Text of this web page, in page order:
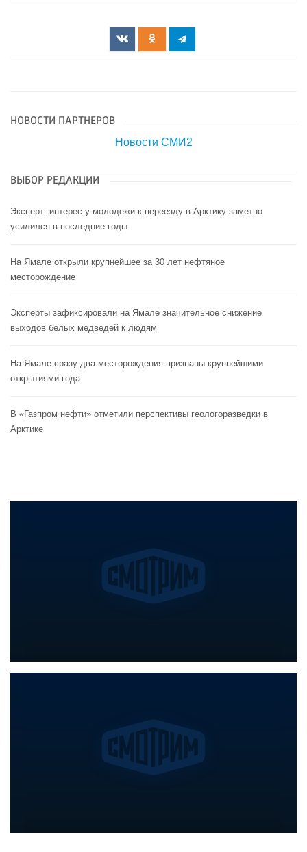
НОВОСТИ ПАРТНЕРОВ
Новости СМИ2
ВЫБОР РЕДАКЦИИ
Эксперт: интерес у молодежи к переезду в Арктику заметно
усилился в последние годы
На Ямале открыли крупнейшее за 30 лет нефтяное
месторождение
Эксперты зафиксировали на Ямале значительное снижение
выходов белых медведей к людям
На Ямале сразу два месторождения признаны крупнейшими
открытиями года
В «Газпром нефти» отметили перспективы геологоразведки в
Арктике